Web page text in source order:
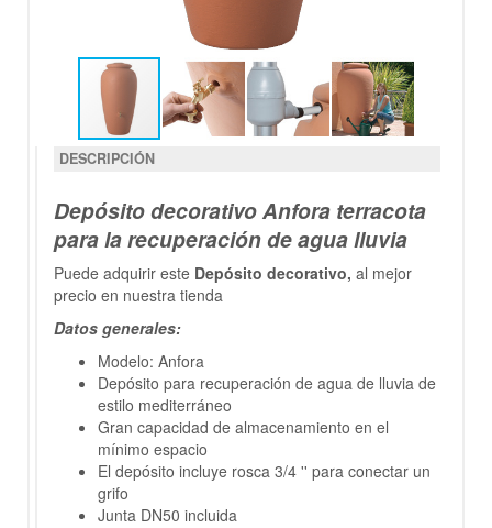
DESCRIPCIÓN
Depósito decorativo Anfora terracota
para la recuperación de agua lluvia
Puede adquirir este Depósito decorativo, al mejor
precio en nuestra tienda
Datos generales:
Modelo: Anfora
Depósito para recuperación de agua de lluvia de
estilo mediterráneo
Gran capacidad de almacenamiento en el
mínimo espacio
El depósito incluye rosca 3/4 '' para conectar un
grifo
Junta DN50 incluida